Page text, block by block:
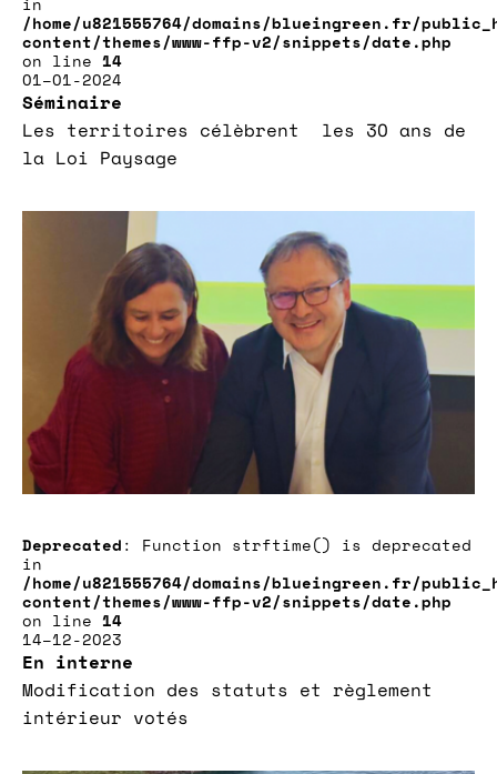
/home/u821555764/domains/blueingreen.fr/
content/themes/www-ffp-v2/snippets/date.php
on line 14
01–01-2024
Séminaire
Les territoires célèbrent les 30 ans de
la Loi Paysage
Deprecated: Function strftime() is deprecated
in
/home/u821555764/domains/blueingreen.fr/
content/themes/www-ffp-v2/snippets/date.php
on line 14
14–12-2023
En interne
Modification des statuts et règlement
intérieur votés